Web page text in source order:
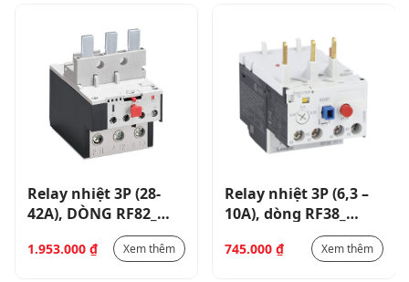
Relay nhiệt 3P (28-
42A), DÒNG RF82_
1.953.000 ₫ Xem thêm
Relay nhiệt 3P (6,3 –
10A), dòng RF38_
745.000 ₫ Xem thêm